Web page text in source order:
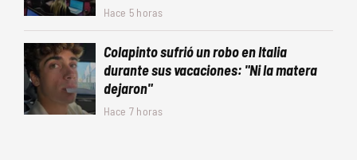
Hace 5 horas
Colapinto sufrió un robo en Italia
durante sus vacaciones: "Ni la matera
dejaron"
Hace 7 horas